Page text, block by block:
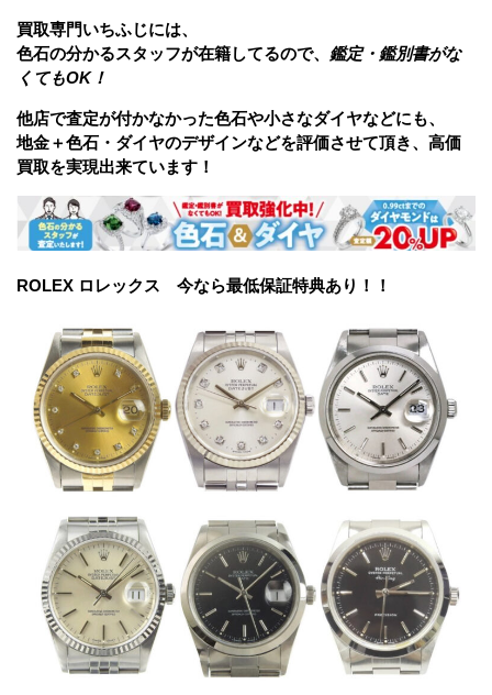
買取専門いちふじには、
色石の分かるスタッフが在籍してるので、 鑑定・鑑別書がな
くてもOK！
他店で査定が付かなかった色石や小さなダイヤなどにも、
地金＋色石・ダイヤのデザインなどを評価させて頂き、高価
買取を実現出来ています！
ROLEX ロレックス 今なら最低保証特典あり！！